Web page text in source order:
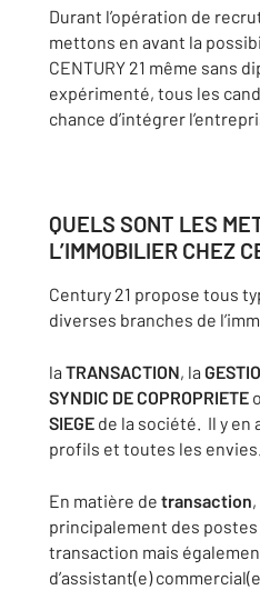
Durant l’opération de
mettons en avant la
CENTURY 21 même sans
expérimenté, tous les
chance d’intégrer
QUELS SONT LES
L’IMMOBILIER CHEZ
Century 21 propose tous
diverses branches de
la TRANSACTION, la
SYNDIC DE COPROPRIETE
SIEGE de la société. Il y en
profils et toutes les envies.
En matière de transaction
principalement des postes
transaction mais
d’assistant(e)